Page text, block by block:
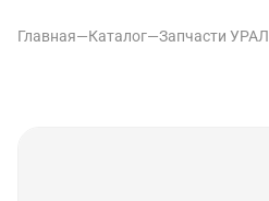
Главная—Каталог—Запчасти УРАЛ